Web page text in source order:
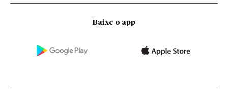
Baixe o app